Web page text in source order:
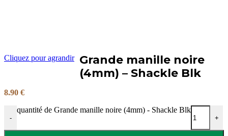
Cliquez pour agrandir
Grande manille noire
(4mm) – Shackle Blk
8.90 €
-
quantité de Grande manille noire (4mm) - Shackle Blk
+